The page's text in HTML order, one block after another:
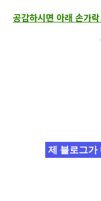
공감하시면 아래 손가
제 블로그가